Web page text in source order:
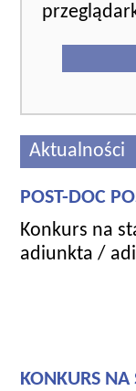
Aktualności
POST-DOC
Konkurs na
adiunkta /
KONKURS